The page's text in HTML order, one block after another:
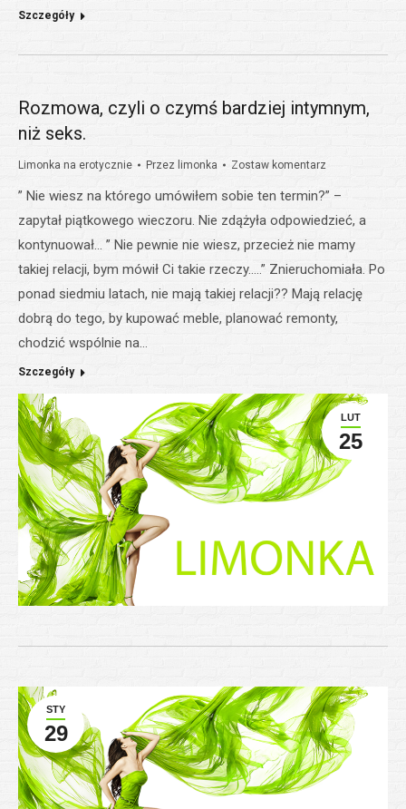
Szczegóły
Rozmowa, czyli o czymś bardziej intymnym,
niż seks.
Limonka na erotycznie Przez limonka Zostaw komentarz
” Nie wiesz na którego umówiłem sobie ten termin?” –
zapytał piątkowego wieczoru. Nie zdążyła odpowiedzieć, a
kontynuował… ” Nie pewnie nie wiesz, przecież nie mamy
takiej relacji, bym mówił Ci takie rzeczy…..” Znieruchomiała. Po
ponad siedmiu latach, nie mają takiej relacji?? Mają relację
dobrą do tego, by kupować meble, planować remonty,
chodzić wspólnie na…
Szczegóły
LUT
25
STY
29